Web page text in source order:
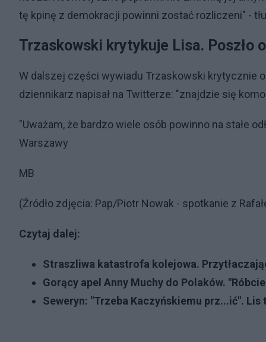
tę kpinę z demokracji powinni zostać rozliczeni" -
Trzaskowski krytykuje Lisa. Poszło
W dalszej części wywiadu Trzaskowski krytycznie
dziennikarz napisał na Twitterze: "znajdzie się
"Uważam, że bardzo wiele osób powinno na stałe
Warszawy
MB
(Źródło zdjęcia: Pap/Piotr Nowak - spotkanie z
Czytaj dalej:
Straszliwa katastrofa kolejowa.
Gorący apel Anny Muchy do Polaków.
Seweryn: "Trzeba Kaczyńskiemu prz...ić". Lis